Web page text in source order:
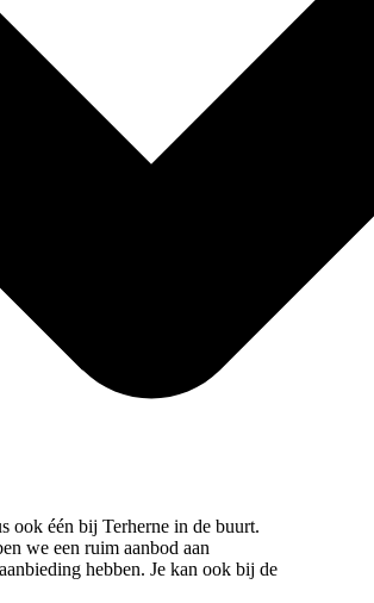
ook één bij Terherne in de buurt.
we een ruim aanbod aan
hebben. Je kan ook bij de